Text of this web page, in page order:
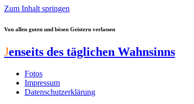
Zum Inhalt springen
Von allen guten und bösen Geistern verlassen
Jenseits des täglichen Wahnsinns
Fotos
Impressum
Datenschutzerklärung